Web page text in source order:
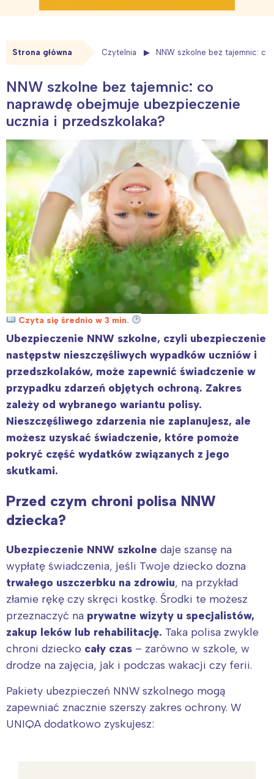
Strona główna Czytelnia NNW szkolne bez tajemnic:
NNW szkolne bez tajemnic: co
naprawdę obejmuje ubezpieczenie
ucznia i przedszkolaka?
Czyta się średnio w 3 min.
Ubezpieczenie NNW szkolne, czyli ubezpieczenie
następstw nieszczęśliwych wypadków uczniów i
przedszkolaków, może zapewnić świadczenie w
przypadku zdarzeń objętych ochroną. Zakres
zależy od wybranego wariantu polisy.
Nieszczęśliwego zdarzenia nie zaplanujesz, ale
możesz uzyskać świadczenie, które pomoże
pokryć część wydatków związanych z jego
skutkami.
Przed czym chroni polisa NNW
dziecka?
Ubezpieczenie NNW szkolne daje szansę na
wypłatę świadczenia, jeśli Twoje dziecko dozna
trwałego uszczerbku na zdrowiu, na przykład
złamie rękę czy skręci kostkę. Środki te możesz
przeznaczyć na prywatne wizyty u specjalistów,
zakup leków lub rehabilitację. Taka polisa zwykle
chroni dziecko cały czas – zarówno w szkole, w
drodze na zajęcia, jak i podczas wakacji czy ferii.
Pakiety ubezpieczeń NNW szkolnego mogą
zapewniać znacznie szerszy zakres ochrony. W
UNIQA dodatkowo zyskujesz: